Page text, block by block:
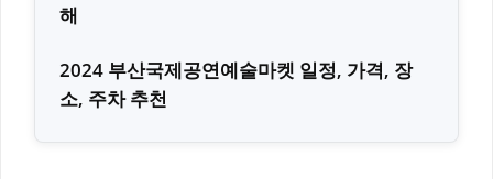
해
2024 부산국제공연예술마켓 일정, 가격, 장
소, 주차 추천